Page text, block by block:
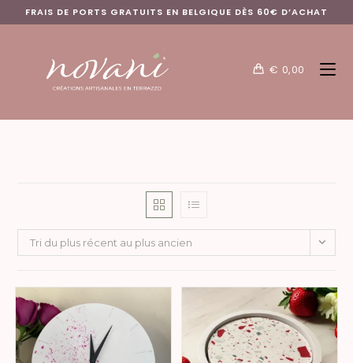
FRAIS DE PORTS GRATUITS EN BELGIQUE DÈS 60€ D’ACHAT
€ 0,00
Tri du plus récent au plus ancien